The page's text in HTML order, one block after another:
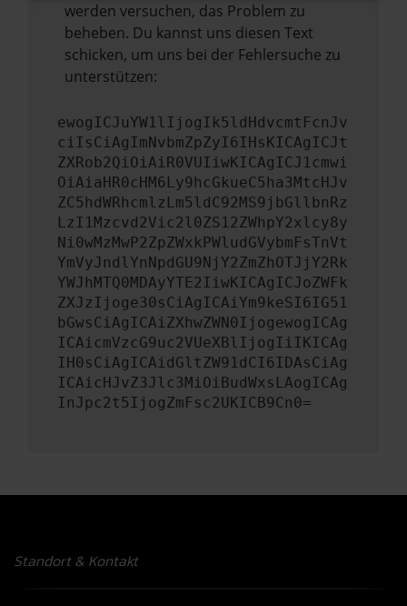
werden versuchen, das Problem zu
beheben. Du kannst uns diesen Text
schicken, um uns bei der Fehlersuche zu
unterstützen:
ewogICJuYW1lIjogIk5ldHdvcmtFcnJv
ciIsCiAgImNvbmZpZyI6IHsKICAgICJt
ZXRob2QiOiAiR0VUIiwKICAgICJ1cmwi
OiAiaHR0cHM6Ly9hcGkueC5ha3MtcHJv
ZC5hdWRhcmlzLm5ldC92MS9jbGllbnRz
LzI1Mzcvd2Vic2l0ZS12ZWhpY2xlcy8y
Ni0wMzMwP2ZpZWxkPWludGVybmFsTnVt
YmVyJndlYnNpdGU9NjY2ZmZhOTJjY2Rk
YWJhMTQ0MDAyYTE2IiwKICAgICJoZWFk
ZXJzIjoge30sCiAgICAiYm9keSI6IG51
bGwsCiAgICAiZXhwZWN0IjogewogICAg
ICAicmVzcG9uc2VUeXBlIjogIiIKICAg
IH0sCiAgICAidGltZW91dCI6IDAsCiAg
ICAicHJvZ3Jlc3MiOiBudWxsLAogICAg
InJpc2t5IjogZmFsc2UKICB9Cn0=
Standort & Kontakt